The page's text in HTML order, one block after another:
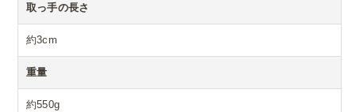
取っ手の長さ
約3cm
重量
約550g